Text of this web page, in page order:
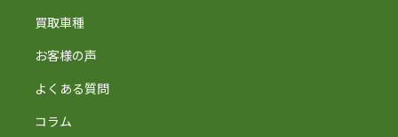
買取車種
お客様の声
よくある質問
コラム